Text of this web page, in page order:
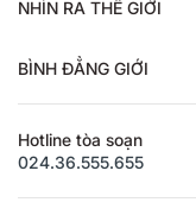
NHÌN RA THẾ GIỚI
BÌNH ĐẲNG GIỚI
Hotline tòa soạn
024.36.555.655